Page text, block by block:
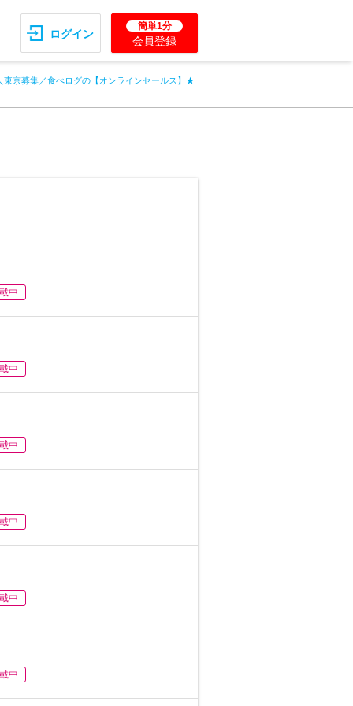
ログイン
簡単1分
会員登録
東京募集／食べログの【オンラインセールス】★
中
中
中
中
中
中